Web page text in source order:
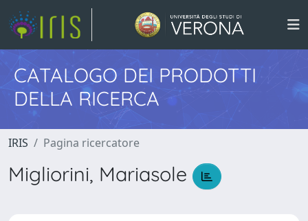
CATALOGO DEI PRODOTTI
DELLA RICERCA
IRIS Pagina ricercatore
Migliorini, Mariasole